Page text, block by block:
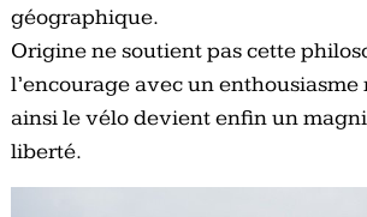
géographique.
Origine ne soutient pas cette
l’encourage avec un enthousiasme
ainsi le vélo devient enfin un
liberté.